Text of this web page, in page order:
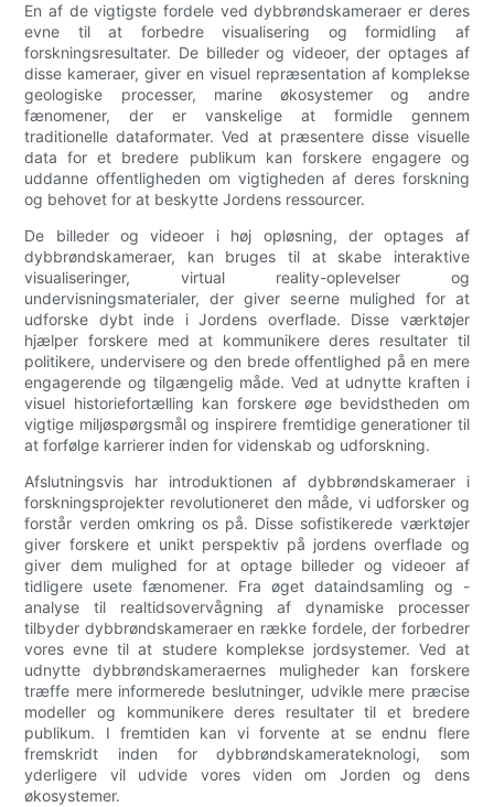
En af de vigtigste fordele ved dybbrøndskameraer er deres
evne til at forbedre visualisering og formidling af
forskningsresultater. De billeder og videoer, der optages af
disse kameraer, giver en visuel repræsentation af komplekse
geologiske processer, marine økosystemer og andre
fænomener, der er vanskelige at formidle gennem
traditionelle dataformater. Ved at præsentere disse visuelle
data for et bredere publikum kan forskere engagere og
uddanne offentligheden om vigtigheden af ​​deres forskning
og behovet for at beskytte Jordens ressourcer.
De billeder og videoer i høj opløsning, der optages af
dybbrøndskameraer, kan bruges til at skabe interaktive
visualiseringer, virtual reality-oplevelser og
undervisningsmaterialer, der giver seerne mulighed for at
udforske dybt inde i Jordens overflade. Disse værktøjer
hjælper forskere med at kommunikere deres resultater til
politikere, undervisere og den brede offentlighed på en mere
engagerende og tilgængelig måde. Ved at udnytte kraften i
visuel historiefortælling kan forskere øge bevidstheden om
vigtige miljøspørgsmål og inspirere fremtidige generationer til
at forfølge karrierer inden for videnskab og udforskning.
Afslutningsvis har introduktionen af ​​dybbrøndskameraer i
forskningsprojekter revolutioneret den måde, vi udforsker og
forstår verden omkring os på. Disse sofistikerede værktøjer
giver forskere et unikt perspektiv på jordens overflade og
giver dem mulighed for at optage billeder og videoer af
tidligere usete fænomener. Fra øget dataindsamling og -
analyse til realtidsovervågning af dynamiske processer
tilbyder dybbrøndskameraer en række fordele, der forbedrer
vores evne til at studere komplekse jordsystemer. Ved at
udnytte dybbrøndskameraernes muligheder kan forskere
træffe mere informerede beslutninger, udvikle mere præcise
modeller og kommunikere deres resultater til et bredere
publikum. I fremtiden kan vi forvente at se endnu flere
fremskridt inden for dybbrøndskamerateknologi, som
yderligere vil udvide vores viden om Jorden og dens
økosystemer.